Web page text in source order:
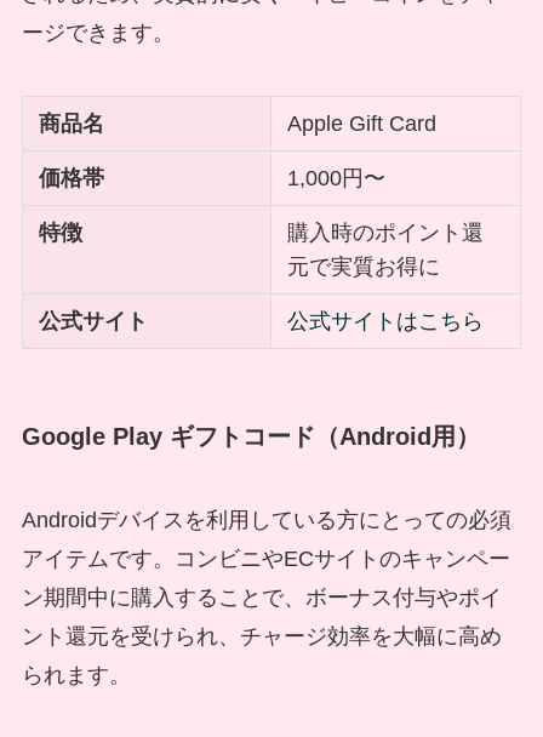
ージできます。
商品名 Apple Gift Card
価格帯 1,000円〜
特徴
購入時のポイント還
元で実質お得に
公式サイト 公式サイトはこちら
Google Play ギフトコード（Android用）
Androidデバイスを利用している方にとっての必須
アイテムです。コンビニやECサイトのキャンペー
ン期間中に購入することで、ボーナス付与やポイ
ント還元を受けられ、チャージ効率を大幅に高め
られます。